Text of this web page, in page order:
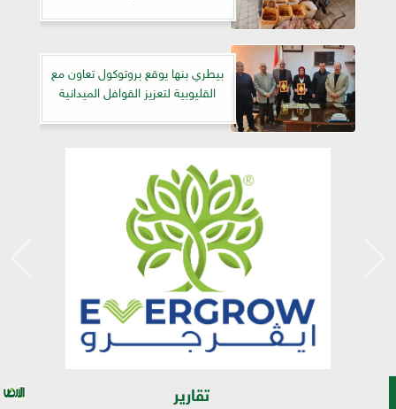
بيطري بنها يوقع بروتوكول تعاون مع
القليوبية لتعزيز القوافل الميدانية
تقارير